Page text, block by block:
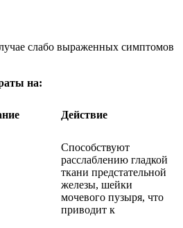
слабо выраженных симптомов
на:
Действие
Способствуют
расслаблению гладкой
ткани предстательной
железы, шейки
мочевого пузыря, что
приводит к